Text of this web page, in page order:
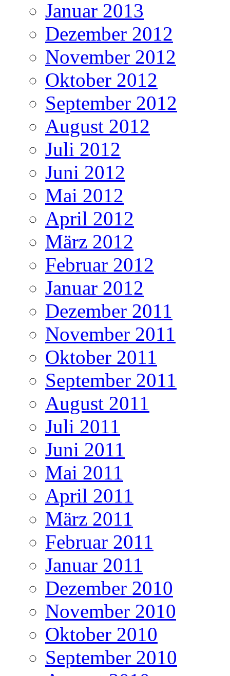
Januar 2013
Dezember 2012
November 2012
Oktober 2012
September 2012
August 2012
Juli 2012
Juni 2012
Mai 2012
April 2012
März 2012
Februar 2012
Januar 2012
Dezember 2011
November 2011
Oktober 2011
September 2011
August 2011
Juli 2011
Juni 2011
Mai 2011
April 2011
März 2011
Februar 2011
Januar 2011
Dezember 2010
November 2010
Oktober 2010
September 2010